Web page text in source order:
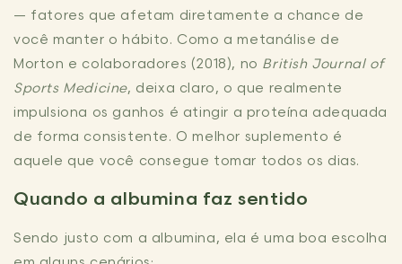
— fatores que afetam diretamente a chance de
você manter o hábito. Como a metanálise de
Morton e colaboradores (2018), no British Journal of
Sports Medicine, deixa claro, o que realmente
impulsiona os ganhos é atingir a proteína adequada
de forma consistente. O melhor suplemento é
aquele que você consegue tomar todos os dias.
Quando a albumina faz sentido
Sendo justo com a albumina, ela é uma boa escolha